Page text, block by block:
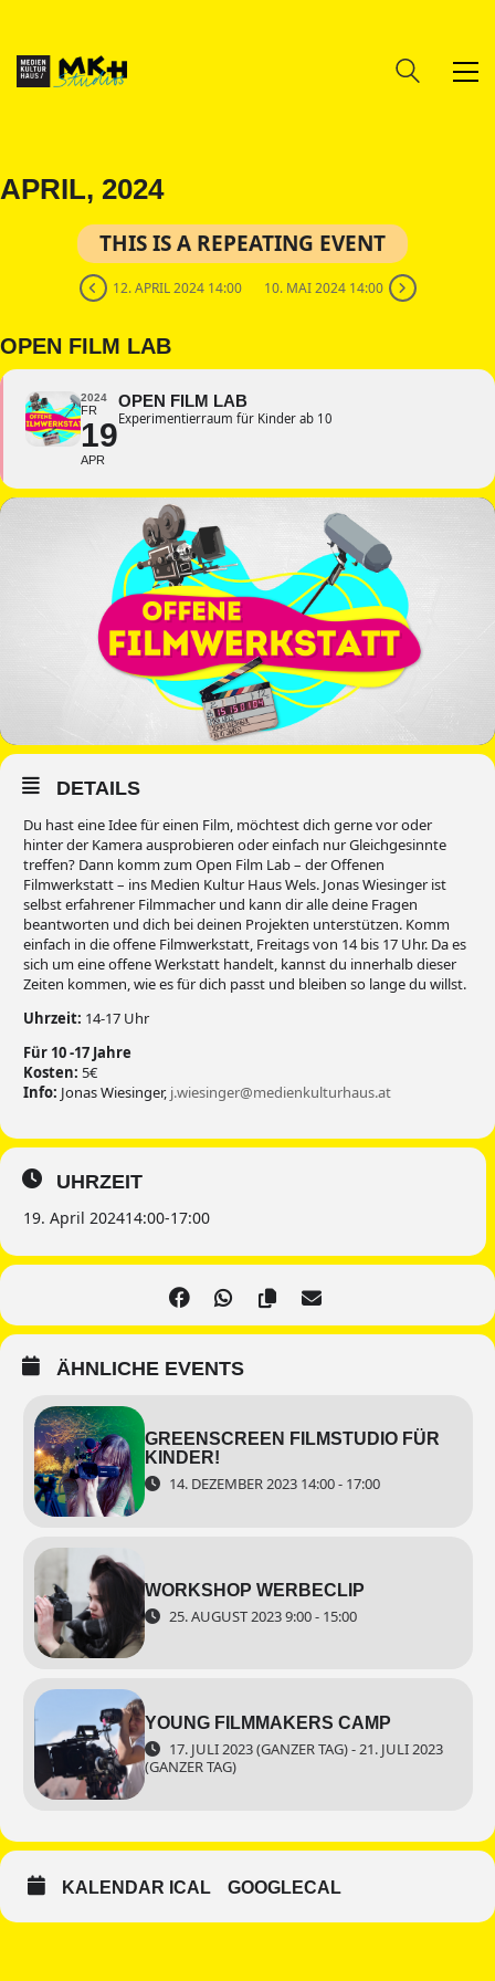
APRIL, 2024
THIS IS A REPEATING EVENT
12. APRIL 2024 14:00 10. MAI 2024 14:00
OPEN FILM LAB
2024
FR
19
APR
OPEN FILM LAB
Experimentierraum für Kinder ab 10
DETAILS
Du hast eine Idee für einen Film, möchtest dich gerne vor oder
hinter der Kamera ausprobieren oder einfach nur Gleichgesinnte
treffen? Dann komm zum Open Film Lab – der Offenen
Filmwerkstatt – ins Medien Kultur Haus Wels. Jonas Wiesinger ist
selbst erfahrener Filmmacher und kann dir alle deine Fragen
beantworten und dich bei deinen Projekten unterstützen. Komm
einfach in die offene Filmwerkstatt, Freitags von 14 bis 17 Uhr. Da es
sich um eine offene Werkstatt handelt, kannst du innerhalb dieser
Zeiten kommen, wie es für dich passt und bleiben so lange du willst.
Uhrzeit: 14-17 Uhr
Für 10 -17 Jahre
Kosten: 5€
Info: Jonas Wiesinger, j.wiesinger@medienkulturhaus.at
UHRZEIT
19. April 202414:00-17:00
ÄHNLICHE EVENTS
GREENSCREEN FILMSTUDIO FÜR
KINDER!
14. DEZEMBER 2023 14:00 - 17:00
WORKSHOP WERBECLIP
25. AUGUST 2023 9:00 - 15:00
YOUNG FILMMAKERS CAMP
17. JULI 2023 (GANZER TAG) - 21. JULI 2023
(GANZER TAG)
KALENDAR ICAL GOOGLECAL